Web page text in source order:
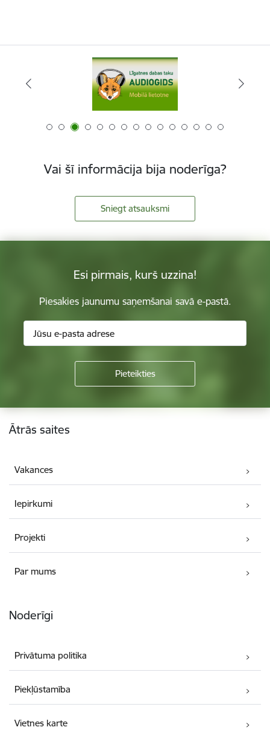
Vai šī informācija bija noderīga?
Sniegt atsauksmi
Esi pirmais, kurš uzzina!
Piesakies jaunumu saņemšanai savā e-pastā.
Kājene
Ātrās saites
Vakances
Iepirkumi
Projekti
Par mums
Noderīgi
Privātuma politika
Piekļūstamība
Vietnes karte